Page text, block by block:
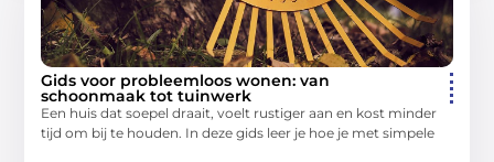
Gids voor probleemloos wonen: van
schoonmaak tot tuinwerk
Een huis dat soepel draait, voelt rustiger aan en kost minder
tijd om bij te houden. In deze gids leer je hoe je met simpele